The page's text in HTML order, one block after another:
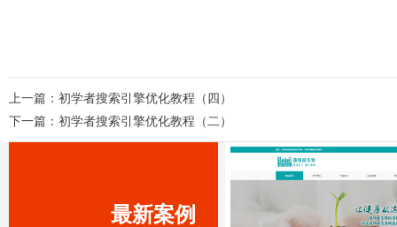
上一篇： 初学者搜索引擎优化教程（四）
下一篇： 初学者搜索引擎优化教程（二）
最新案例